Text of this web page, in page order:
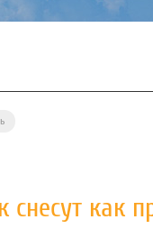
снесут как